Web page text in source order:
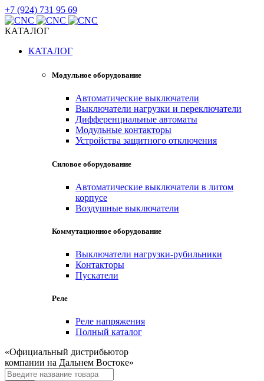
+7 (924) 731 95 69
КАТАЛОГ
КАТАЛОГ
Модульное оборудование
Автоматические выключатели
Выключатели нагрузки и переключатели
Дифференциальные автоматы
Модульные контакторы
Устройства защитного отключения
Силовое оборудование
Автоматические выключатели в литом
корпусе
Воздушные выключатели
Коммутационное оборудование
Выключатели нагрузки-рубильники
Контакторы
Пускатели
Реле
Реле напряжения
Полный каталог
«Официальный дистрибьютор
компании на Дальнем Востоке»